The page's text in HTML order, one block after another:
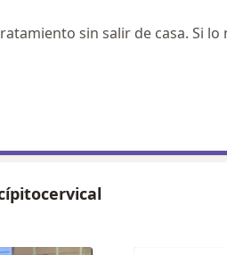
sin salir de casa. Si lo